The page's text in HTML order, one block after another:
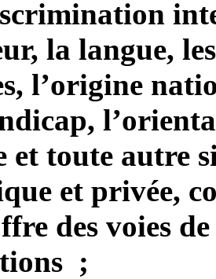
la langue,
l’origine
et toute autre
et privée,
des voies
;